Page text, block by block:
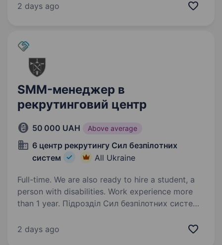
маркетингу, стратегічне мислення для
2 days ago
SMM-менеджер в
рекрутинговий центр
50 000 UAH Above average
6 центр рекрутингу Сил безпілотних
систем
All Ukraine
Full-time. We are also ready to hire a student, a
person with disabilities. Work experience more
than 1 year. Підрозділ Сил безпілотних систем
команди. Шукаємо людину, яка вміє
2 days ago